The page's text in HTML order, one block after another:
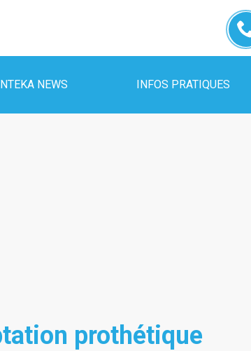
NEWS INFOS PRATIQUES
prothétique